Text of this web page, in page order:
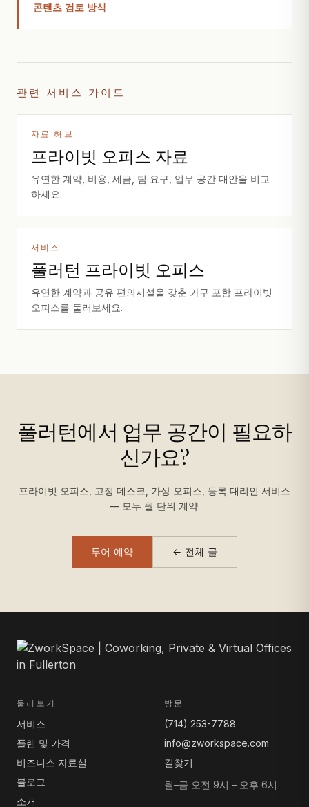
콘텐츠 검토 방식
관련 서비스 가이드
자료 허브
프라이빗 오피스 자료
유연한 계약, 비용, 세금, 팀 요구, 업무 공간 대안을 비교
하세요.
서비스
풀러턴 프라이빗 오피스
유연한 계약과 공유 편의시설을 갖춘 가구 포함 프라이빗
오피스를 둘러보세요.
풀러턴에서 업무 공간이 필요하
신가요?
프라이빗 오피스, 고정 데스크, 가상 오피스, 등록 대리인 서비스
— 모두 월 단위 계약.
투어 예약 ← 전체 글
둘러보기
서비스
플랜 및 가격
비즈니스 자료실
블로그
소개
방문
(714) 253-7788
info@zworkspace.com
길찾기
월–금 오전 9시 – 오후 6시